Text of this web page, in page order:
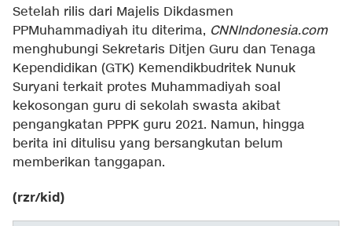
Setelah rilis dari Majelis Dikdasmen
PPMuhammadiyah itu diterima, CNNIndonesia.com
menghubungi Sekretaris Ditjen Guru dan Tenaga
Kependidikan (GTK) Kemendikbudritek Nunuk
Suryani terkait protes Muhammadiyah soal
kekosongan guru di sekolah swasta akibat
pengangkatan PPPK guru 2021. Namun, hingga
berita ini ditulisu yang bersangkutan belum
memberikan tanggapan.
(rzr/kid)